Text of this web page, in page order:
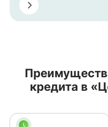
Подать заявку
кредита в